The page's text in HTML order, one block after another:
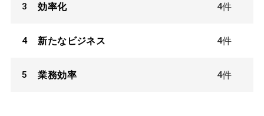
3 効率化 4件
4 新たなビジネス 4件
5 業務効率 4件